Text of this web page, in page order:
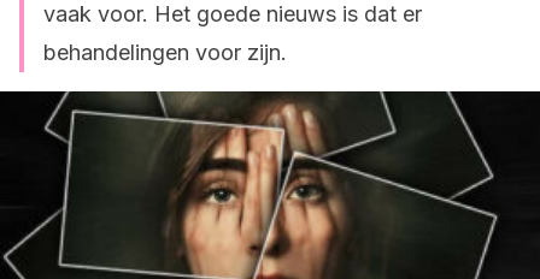
vaak voor. Het goede nieuws is dat er
behandelingen voor zijn.